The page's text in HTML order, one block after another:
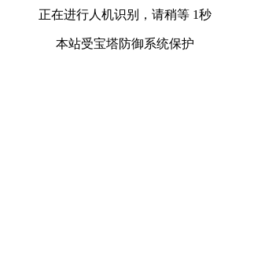
正在进行人机识别，请稍等 1秒
本站受宝塔防御系统保护